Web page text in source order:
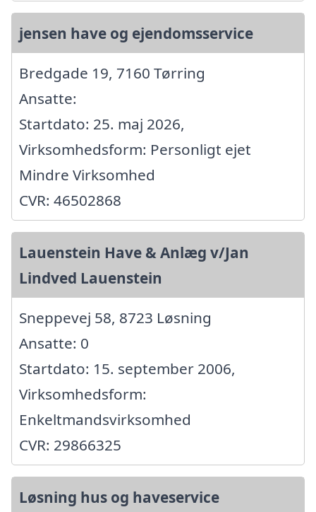
jensen have og ejendomsservice
Bredgade 19, 7160 Tørring
Ansatte:
Startdato: 25. maj 2026,
Virksomhedsform: Personligt ejet
Mindre Virksomhed
CVR: 46502868
Lauenstein Have & Anlæg v/Jan
Lindved Lauenstein
Sneppevej 58, 8723 Løsning
Ansatte: 0
Startdato: 15. september 2006,
Virksomhedsform:
Enkeltmandsvirksomhed
CVR: 29866325
Løsning hus og haveservice